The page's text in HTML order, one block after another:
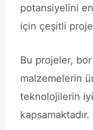
potansiyelini
için çeşitli
Bu projeler, bor
malzemelerin
teknolojilerin
kapsamaktadır.